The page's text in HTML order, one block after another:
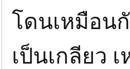
โดนเหมือน
เป็นเกลียว